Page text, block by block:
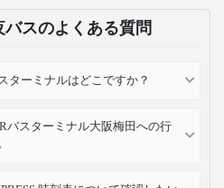
スのよくある質問
ターミナルはどこですか？
バスターミナル大阪梅田への行